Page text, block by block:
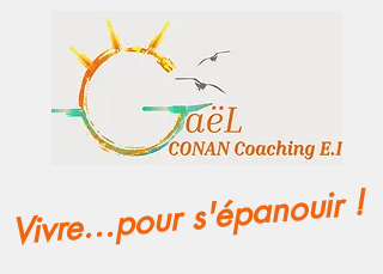
Vivre...pour s'épanouir !